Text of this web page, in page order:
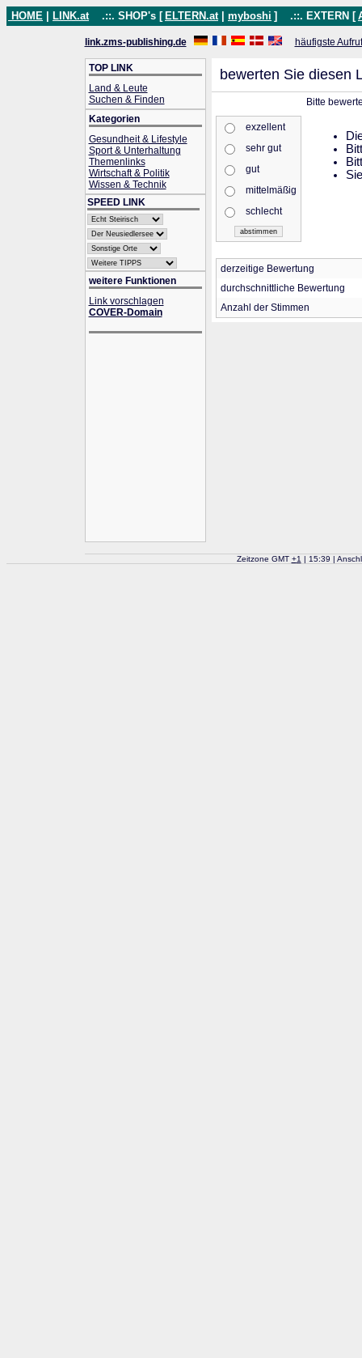
HOME LINK.at .::. SHOP's [ ELTERN.at myboshi ] .::. EXTERN [
link.zms-publishing.de häufigste
TOP LINK
Land & Leute
Suchen & Finden
Kategorien
Gesundheit & Lifestyle
Sport & Unterhaltung
Themenlinks
Wirtschaft & Politik
Wissen & Technik
SPEED LINK
weitere Funktionen
Link vorschlagen
COVER-Domain
bewerten Sie diesen
Bitte
exzellent
sehr gut
gut
mittelmäßig
schlecht
derzeitige Bewertung
durchschnittliche Bewertung
Anzahl der Stimmen
Zeitzone GMT +1 | 15:39 |